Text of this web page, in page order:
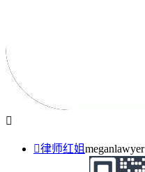

律师红姐meganlawyer